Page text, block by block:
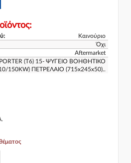
Καινούριο
Όχι
Aftermarket
(T6) 15- ΨΥΓΕΙΟ ΒΟΗΘΗΤΙΚΟ
150KW) ΠΕΤΡΕΛΑΙΟ (715x245x50)..